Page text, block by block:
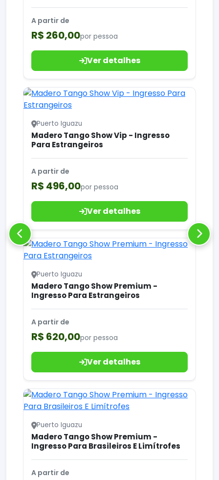
A partir de
R$ 260,00por pessoa
Ver detalhes
Puerto Iguazu
Madero Tango Show Vip - Ingresso
Para Estrangeiros
A partir de
R$ 496,00por pessoa
Ver detalhes
Puerto Iguazu
Madero Tango Show Premium -
Ingresso Para Estrangeiros
A partir de
R$ 620,00por pessoa
Ver detalhes
Puerto Iguazu
Madero Tango Show Premium -
Ingresso Para Brasileiros E Limítrofes
A partir de